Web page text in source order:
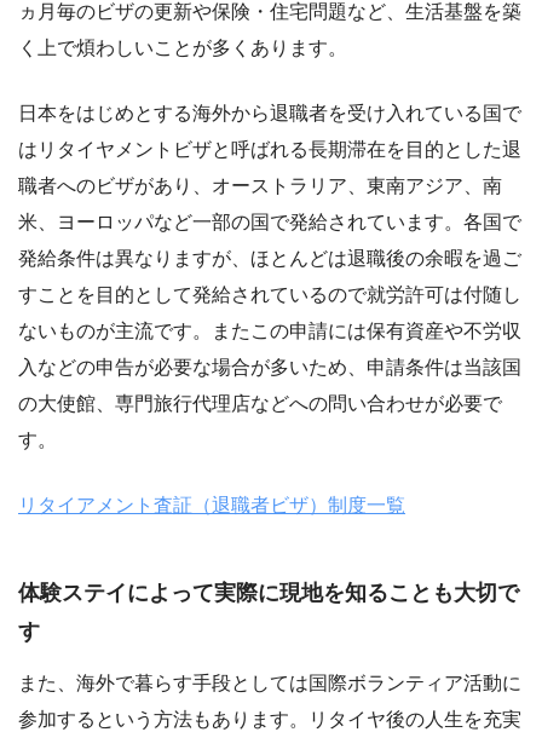
ヵ月毎のビザの更新や保険・住宅問題など、生活基盤を築
く上で煩わしいことが多くあります。
日本をはじめとする海外から退職者を受け入れている国で
はリタイヤメントビザと呼ばれる長期滞在を目的とした退
職者へのビザがあり、オーストラリア、東南アジア、南
米、ヨーロッパなど一部の国で発給されています。各国で
発給条件は異なりますが、ほとんどは退職後の余暇を過ご
すことを目的として発給されているので就労許可は付随し
ないものが主流です。またこの申請には保有資産や不労収
入などの申告が必要な場合が多いため、申請条件は当該国
の大使館、専門旅行代理店などへの問い合わせが必要で
す。
リタイアメント査証（退職者ビザ）制度一覧
体験ステイによって実際に現地を知ることも大切で
す
また、海外で暮らす手段としては国際ボランティア活動に
参加するという方法もあります。リタイヤ後の人生を充実